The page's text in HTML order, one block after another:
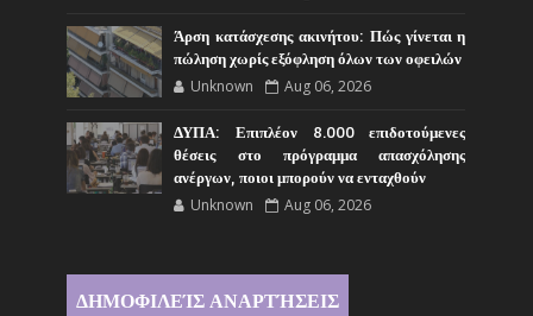
Άρση κατάσχεσης ακινήτου: Πώς γίνεται η
πώληση χωρίς εξόφληση όλων των οφειλών
Unknown Aug 06, 2026
ΔΥΠΑ: Επιπλέον 8.000 επιδοτούμενες
θέσεις στο πρόγραμμα απασχόλησης
ανέργων, ποιοι μπορούν να ενταχθούν
Unknown Aug 06, 2026
ΔΗΜΟΦΙΛΕΊΣ ΑΝΑΡΤΉΣΕΙΣ